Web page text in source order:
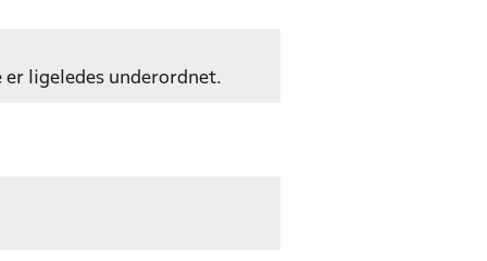
ligeledes underordnet.